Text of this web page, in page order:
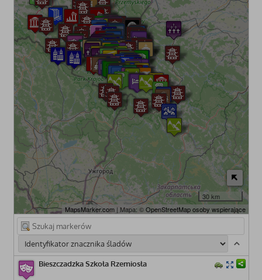
30 km
MapsMarker.com| Mapa: ©OpenStreetMap osoby wspierające
Bieszczadzka Szkoła Rzemiosła